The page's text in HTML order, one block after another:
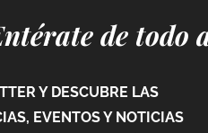
de todo
Y DESCUBRE LAS
EVENTOS Y NOTICIAS